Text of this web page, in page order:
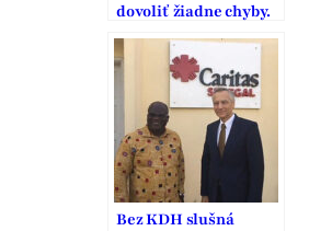
dovoliť žiadne chyby.
To, čo zaplatili
generácie pred nami,
je výzva na našu
zodpovednosť
Bez KDH slušná